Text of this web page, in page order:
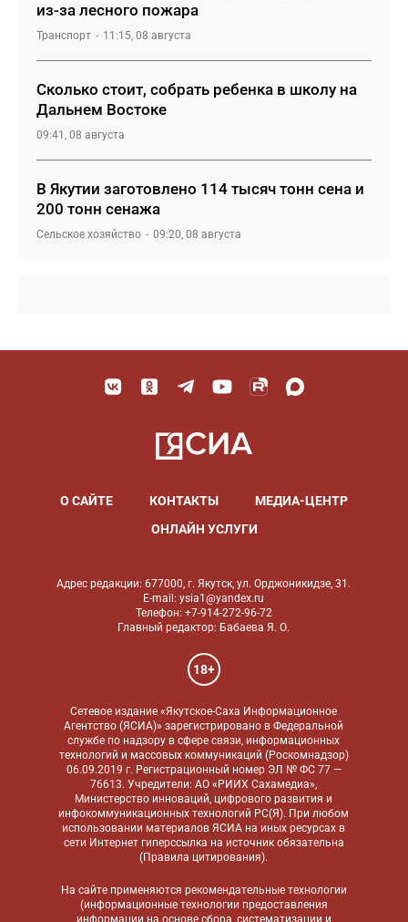
из-за лесного пожара
Транспорт 11:15, 08 августа
Сколько стоит, собрать ребенка в школу на
Дальнем Востоке
09:41, 08 августа
В Якутии заготовлено 114 тысяч тонн сена и
200 тонн сенажа
Сельское хозяйство 09:20, 08 августа
О САЙТЕ КОНТАКТЫ
МЕДИА-ЦЕНТР
ОНЛАЙН УСЛУГИ
Адрес редакции: 677000, г. Якутск, ул. Орджоникидзе, 31.
E-mail: ysia1@yandex.ru
Телефон: +7-914-272-96-72
Главный редактор: Бабаева Я. О.
18+
Сетевое издание «Якутское-Саха Информационное
Агентство (ЯСИА)» зарегистрировано в Федеральной
службе по надзору в сфере связи, информационных
технологий и массовых коммуникаций (Роскомнадзор)
06.09.2019 г. Регистрационный номер ЭЛ № ФС 77 —
76613. Учредители: АО «РИИХ Сахамедиа»,
Министерство инноваций, цифрового развития и
инфокоммуникационных технологий РС(Я). При любом
использовании материалов ЯСИА на иных ресурсах в
сети Интернет гиперссылка на источник обязательна
(Правила цитирования).
На сайте применяются рекомендательные технологии
(информационные технологии предоставления
информации на основе сбора, систематизации и